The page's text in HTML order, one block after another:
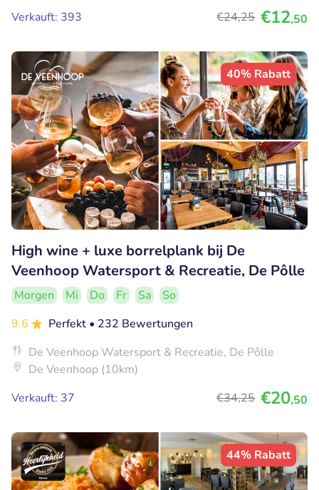
Verkauft: 393 €24,25 €12,50
40% Rabatt
High wine + luxe borrelplank bij De
Veenhoop Watersport & Recreatie, De Pôlle
Morgen Mi Do Fr Sa
So
9.6
Perfekt • 232 Bewertungen
De Veenhoop Watersport & Recreatie, De Pôlle
De Veenhoop (10km)
Verkauft: 37
€34,25 €20,50
44% Rabatt